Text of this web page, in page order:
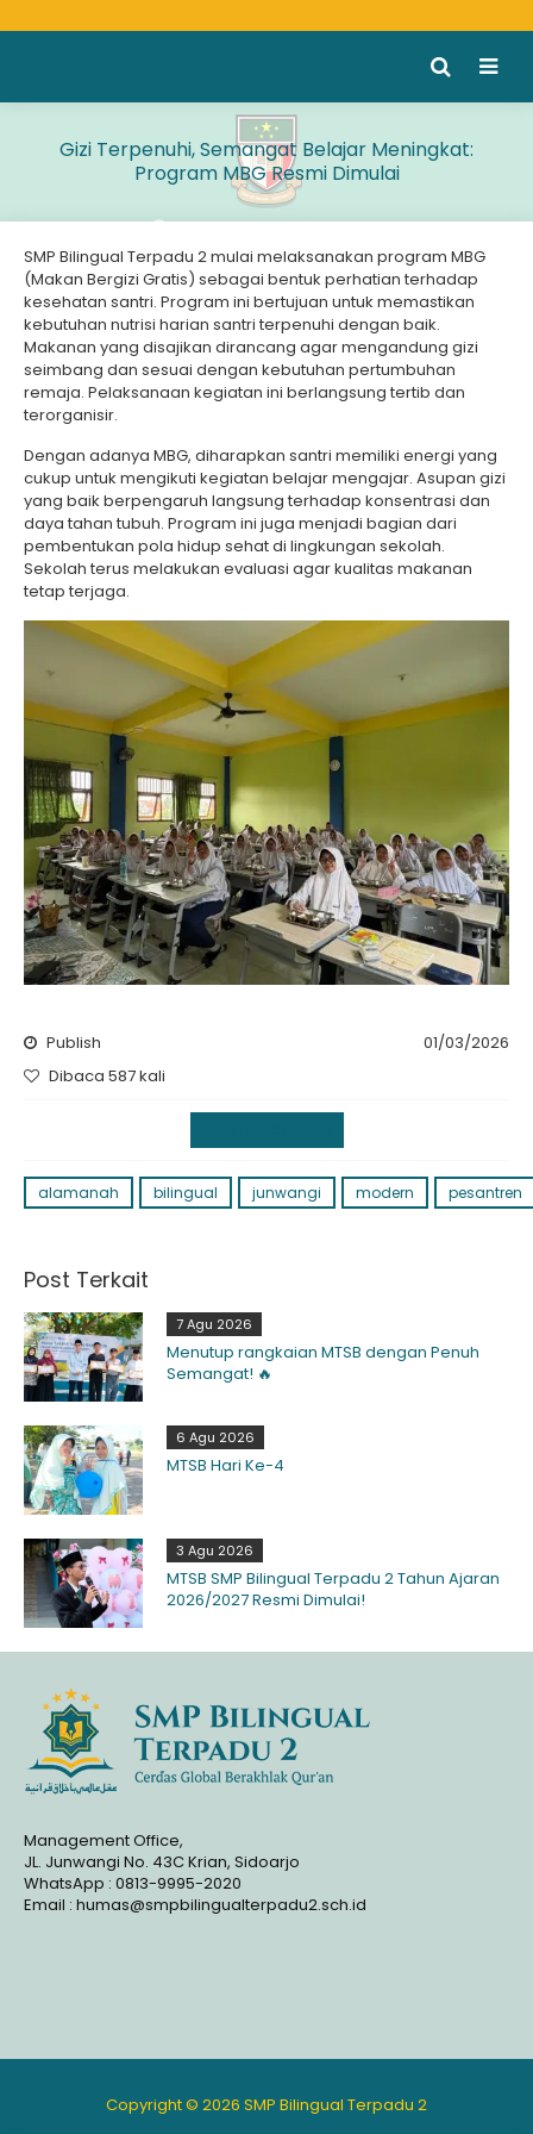
Gizi Terpenuhi, Semangat Belajar Meningkat:
Program MBG Resmi Dimulai
SMP Bilingual Terpadu 2 mulai melaksanakan program MBG
(Makan Bergizi Gratis) sebagai bentuk perhatian terhadap
kesehatan santri. Program ini bertujuan untuk memastikan
kebutuhan nutrisi harian santri terpenuhi dengan baik.
Makanan yang disajikan dirancang agar mengandung gizi
seimbang dan sesuai dengan kebutuhan pertumbuhan
remaja. Pelaksanaan kegiatan ini berlangsung tertib dan
terorganisir.
Dengan adanya MBG, diharapkan santri memiliki energi yang
cukup untuk mengikuti kegiatan belajar mengajar. Asupan gizi
yang baik berpengaruh langsung terhadap konsentrasi dan
daya tahan tubuh. Program ini juga menjadi bagian dari
pembentukan pola hidup sehat di lingkungan sekolah.
Sekolah terus melakukan evaluasi agar kualitas makanan
tetap terjaga.
Publish
01/03/2026
Dibaca 587 kali
alamanah bilingual junwangi modern pesantren
Post Terkait
7 Agu 2026
Menutup rangkaian MTSB dengan Penuh
Semangat! 🔥
6 Agu 2026
MTSB Hari Ke-4
3 Agu 2026
MTSB SMP Bilingual Terpadu 2 Tahun Ajaran
2026/2027 Resmi Dimulai!
Management Office,
JL. Junwangi No. 43C Krian, Sidoarjo
WhatsApp : 0813-9995-2020
Email : humas@smpbilingualterpadu2.sch.id
Copyright © 2026 SMP Bilingual Terpadu 2